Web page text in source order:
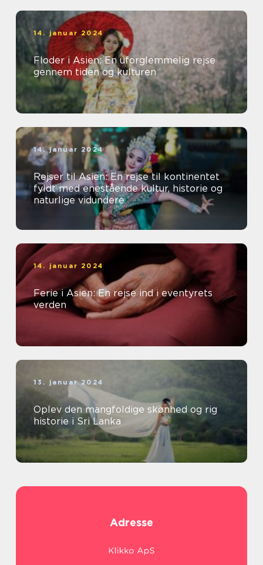
14. januar 2024
Floder i Asien: En uforglemmelig rejse
gennem tiden og kulturen
14. januar 2024
Rejser til Asien: En rejse til kontinentet
fyldt med enestående kultur, historie og
naturlige vidundere
14. januar 2024
Ferie i Asien: En rejse ind i eventyrets
verden
13. januar 2024
Oplev den mangfoldige skønhed og rig
historie i Sri Lanka
Adresse